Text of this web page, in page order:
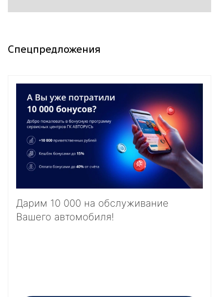
Спецпредложения
Дарим 10 000 на обслуживание
Вашего автомобиля!